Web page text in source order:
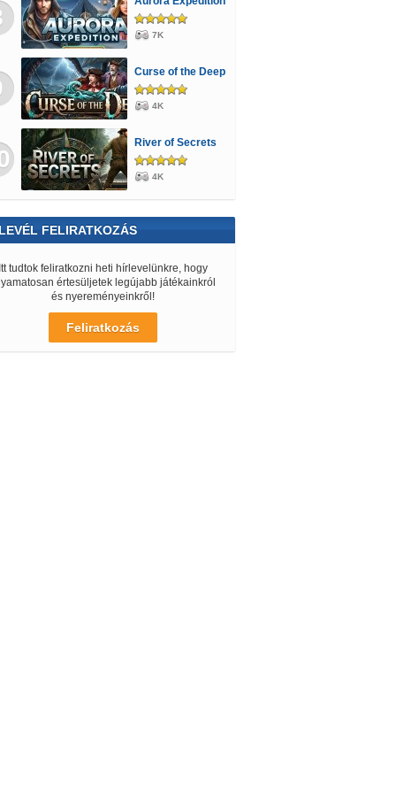
7K
Curse of the Deep
4K
River of Secrets
4K
FELIRATKOZÁS
Itt tudtok feliratkozni heti hírlevelünkre, hogy
értesüljetek legújabb játékainkról
és nyereményeinkről!
Feliratkozás